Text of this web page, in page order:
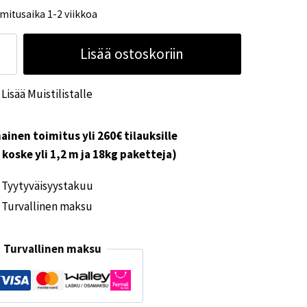
1-2 viikkoa
Lisää ostoskoriin
Lisää Muistilistalle
toimitus yli 260€ tilauksille
koske yli 1,2 m ja 18kg paketteja)
Tyytyväisyystakuu
Turvallinen maksu
Turvallinen maksu